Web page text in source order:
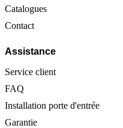
Catalogues
Contact
Assistance
Service client
FAQ
Installation porte d'entrée
Garantie